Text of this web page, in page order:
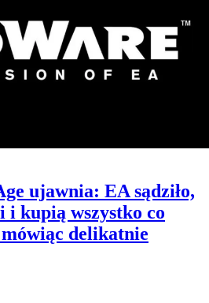
ujawnia: EA sądziło,
i kupią wszystko co
delikatnie